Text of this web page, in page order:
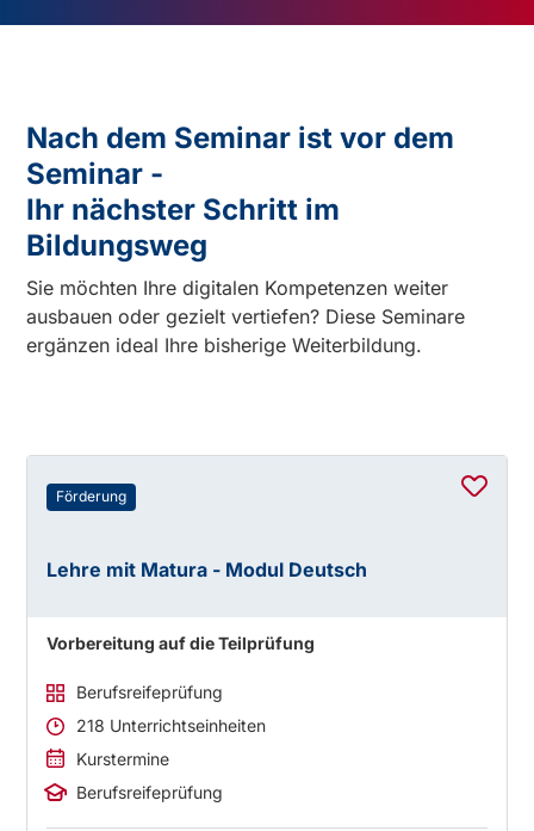
Nach dem Seminar ist vor dem
Seminar -
Ihr nächster Schritt im
Bildungsweg
Sie möchten Ihre digitalen Kompetenzen weiter
ausbauen oder gezielt vertiefen? Diese Seminare
ergänzen ideal Ihre bisherige Weiterbildung.
Förderung
Lehre mit Matura - Modul Deutsch
Vorbereitung auf die Teilprüfung
Berufsreifeprüfung
218 Unterrichtseinheiten
Kurstermine
Berufsreifeprüfung